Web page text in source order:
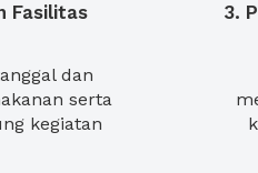
Fasilitas
dan
serta
kegiatan
3.